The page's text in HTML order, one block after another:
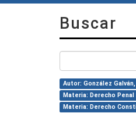
Buscar
Autor: González
Materia: Derecho Penal
Materia: Derecho